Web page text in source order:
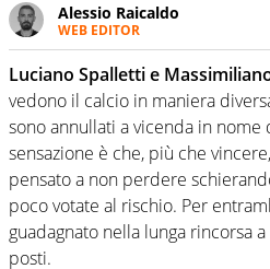
Alessio Raicaldo
WEB EDITOR
Un figlio che si chiama
di proprietà in Italia. Il
irrinunciabile tra passione
Sport indaga,
mondo dello sport per
Luciano Spalletti e
vedono il calcio in maniera
sono annullati a vicenda in
sensazione è che, più che
pensato a non perdere
poco votate al rischio. Per
guadagnato nella lunga rincorsa
posti.